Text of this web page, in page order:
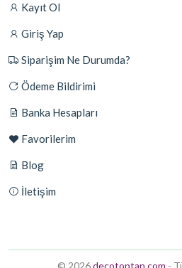
Kayıt Ol
Giriş Yap
Siparişim Ne Durumda?
Ödeme Bildirimi
Banka Hesapları
Favorilerim
Blog
İletişim